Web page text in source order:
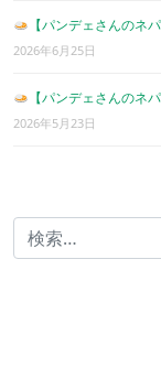
【パンデェさんのネ
2026年6月25日
【パンデェさんのネ
2026年5月23日
検索: